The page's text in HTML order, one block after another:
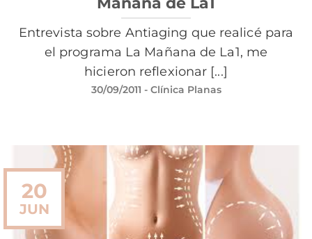
Entrevista sobre Antiaging que realicé para
el programa La Mañana de La1, me
hicieron reflexionar [...]
30/09/2011 - Clínica Planas
20
JUN